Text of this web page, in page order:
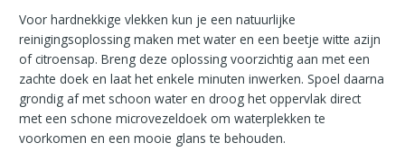
Voor hardnekkige vlekken kun je een natuurlijke
reinigingsoplossing maken met water en een beetje witte azijn
of citroensap. Breng deze oplossing voorzichtig aan met een
zachte doek en laat het enkele minuten inwerken. Spoel daarna
grondig af met schoon water en droog het oppervlak direct
met een schone microvezeldoek om waterplekken te
voorkomen en een mooie glans te behouden.